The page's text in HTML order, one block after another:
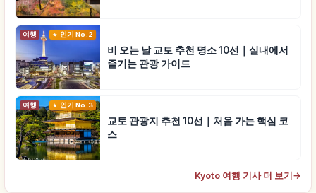
여행 인기 No.2
비 오는 날 교토 추천 명소 10선｜실내에서
즐기는 관광 가이드
여행 인기 No.3
교토 관광지 추천 10선｜처음 가는 핵심 코
스
Kyoto 여행 기사 더 보기 →